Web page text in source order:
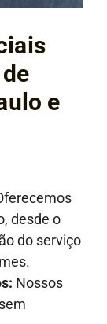
e
desde o
do serviço
Nossos